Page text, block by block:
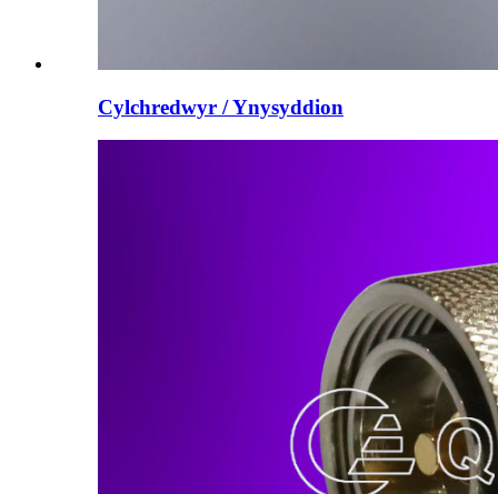
Cylchredwyr / Ynysyddion